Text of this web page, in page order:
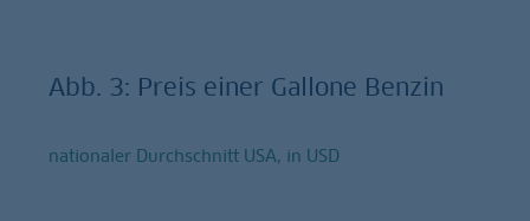
Abb. 3: Preis einer Gallone Benzin
nationaler Durchschnitt USA, in USD